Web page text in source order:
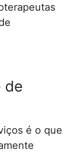
de
é o que